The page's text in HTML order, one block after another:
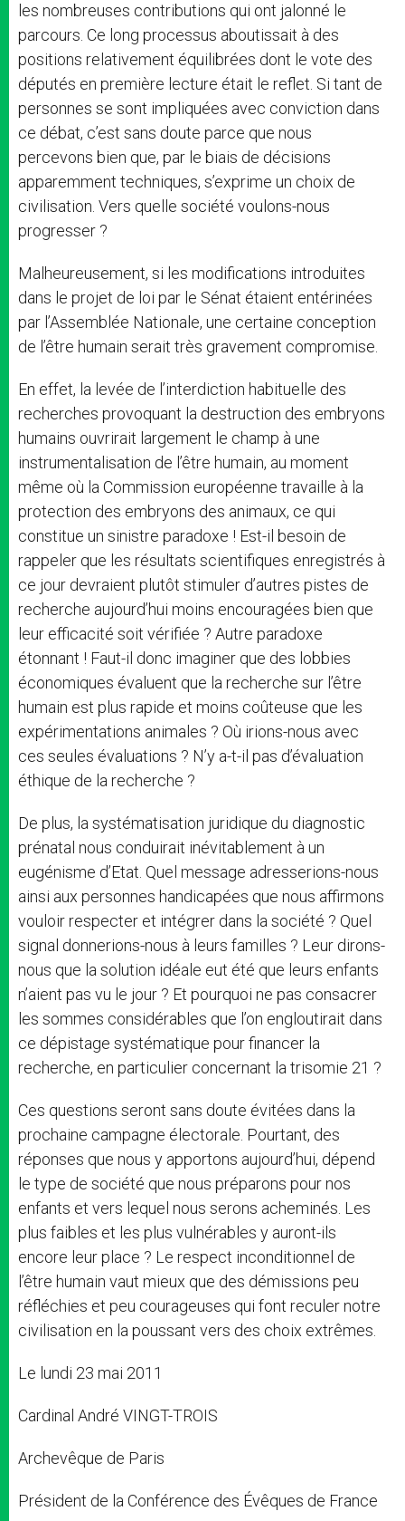
les nombreuses contributions qui ont jalonné le
parcours. Ce long processus aboutissait à des
positions relativement équilibrées dont le vote des
députés en première lecture était le reflet. Si tant de
personnes se sont impliquées avec conviction dans
ce débat, c’est sans doute parce que nous
percevons bien que, par le biais de décisions
apparemment techniques, s’exprime un choix de
civilisation. Vers quelle société voulons-nous
progresser ?
Malheureusement, si les modifications introduites
dans le projet de loi par le Sénat étaient entérinées
par l’Assemblée Nationale, une certaine conception
de l’être humain serait très gravement compromise.
En effet, la levée de l’interdiction habituelle des
recherches provoquant la destruction des embryons
humains ouvrirait largement le champ à une
instrumentalisation de l’être humain, au moment
même où la Commission européenne travaille à la
protection des embryons des animaux, ce qui
constitue un sinistre paradoxe ! Est-il besoin de
rappeler que les résultats scientifiques enregistrés à
ce jour devraient plutôt stimuler d’autres pistes de
recherche aujourd’hui moins encouragées bien que
leur efficacité soit vérifiée ? Autre paradoxe
étonnant ! Faut-il donc imaginer que des lobbies
économiques évaluent que la recherche sur l’être
humain est plus rapide et moins coûteuse que les
expérimentations animales ? Où irions-nous avec
ces seules évaluations ? N’y a-t-il pas d’évaluation
éthique de la recherche ?
De plus, la systématisation juridique du diagnostic
prénatal nous conduirait inévitablement à un
eugénisme d’Etat. Quel message adresserions-nous
ainsi aux personnes handicapées que nous affirmons
vouloir respecter et intégrer dans la société ? Quel
signal donnerions-nous à leurs familles ? Leur dirons-
nous que la solution idéale eut été que leurs enfants
n’aient pas vu le jour ? Et pourquoi ne pas consacrer
les sommes considérables que l’on engloutirait dans
ce dépistage systématique pour financer la
recherche, en particulier concernant la trisomie 21 ?
Ces questions seront sans doute évitées dans la
prochaine campagne électorale. Pourtant, des
réponses que nous y apportons aujourd’hui, dépend
le type de société que nous préparons pour nos
enfants et vers lequel nous serons acheminés. Les
plus faibles et les plus vulnérables y auront-ils
encore leur place ? Le respect inconditionnel de
l’être humain vaut mieux que des démissions peu
réfléchies et peu courageuses qui font reculer notre
civilisation en la poussant vers des choix extrêmes.
Le lundi 23 mai 2011
Cardinal André VINGT-TROIS
Archevêque de Paris
Président de la Conférence des Évêques de France